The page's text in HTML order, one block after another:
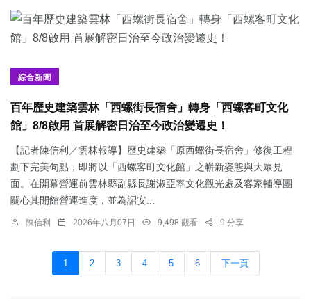
綜合新聞
百年歷史建築雲林「西螺街長宿舍」轉身「西螺客町文化
館」8/8啟用 首展解密日治至今政治變遷史！
【記者陳信利／雲林報導】歷史建築「原西螺街長宿舍」修復工程
劃下完美句點，即將以「西螺客町文化館」之嶄新姿態與大眾見
面。在開幕營運前雲林縣副縣長謝淑亞率文化觀光處及客家輔導團
關心其開館營運進度，並為詔安...
陳信利 2026年八月07日 9,498 觀看 9 分享
1 2 3 4 5 6 下一頁